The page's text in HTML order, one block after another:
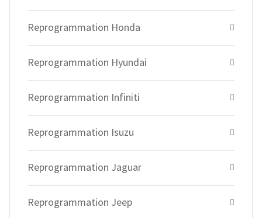
Reprogrammation Honda
Reprogrammation Hyundai
Reprogrammation Infiniti
Reprogrammation Isuzu
Reprogrammation Jaguar
Reprogrammation Jeep